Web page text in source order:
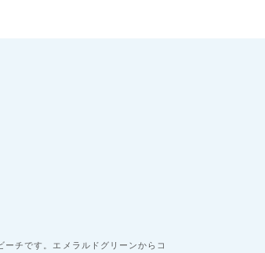
チです。エメラルドグリーンからコ